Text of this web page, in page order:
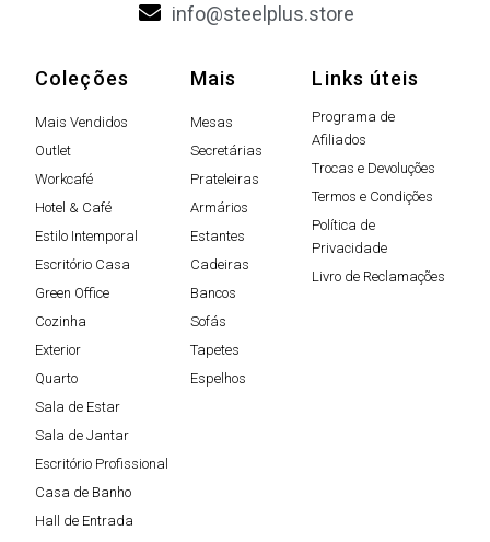
info@steelplus.store
Coleções
Mais Vendidos
Outlet
Workcafé
Hotel & Café
Estilo Intemporal
Escritório Casa
Green Office
Cozinha
Exterior
Quarto
Sala de Estar
Sala de Jantar
Escritório Profissional
Casa de Banho
Hall de Entrada
Mais
Mesas
Secretárias
Prateleiras
Armários
Estantes
Cadeiras
Bancos
Sofás
Tapetes
Espelhos
Links úteis
Programa de
Afiliados
Trocas e Devoluções
Termos e Condições
Política de
Privacidade
Livro de Reclamações